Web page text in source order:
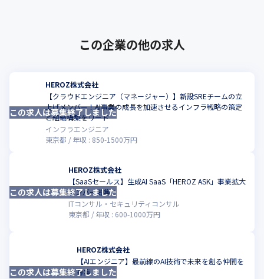
この企業の他の求人
HEROZ株式会社
【クラウドエンジニア（マネージャー）】新設SREチームの立
上げメンバー！AI事業の成長を加速させるインフラ戦略の策定
と組織構築をリード
インフラエンジニア
東京都
年収 : 850-1500万円
この求人は募集終了しました
HEROZ株式会社
【SaaSセールス】生成AI SaaS「HEROZ ASK」事業拡大
メンバー募集！
ITコンサル・セキュリティコンサル
東京都
年収 : 600-1000万円
この求人は募集終了しました
HEROZ株式会社
【AIエンジニア】最前線のAI技術で未来を創る仲間を
募集！
この求人は募集終了しました